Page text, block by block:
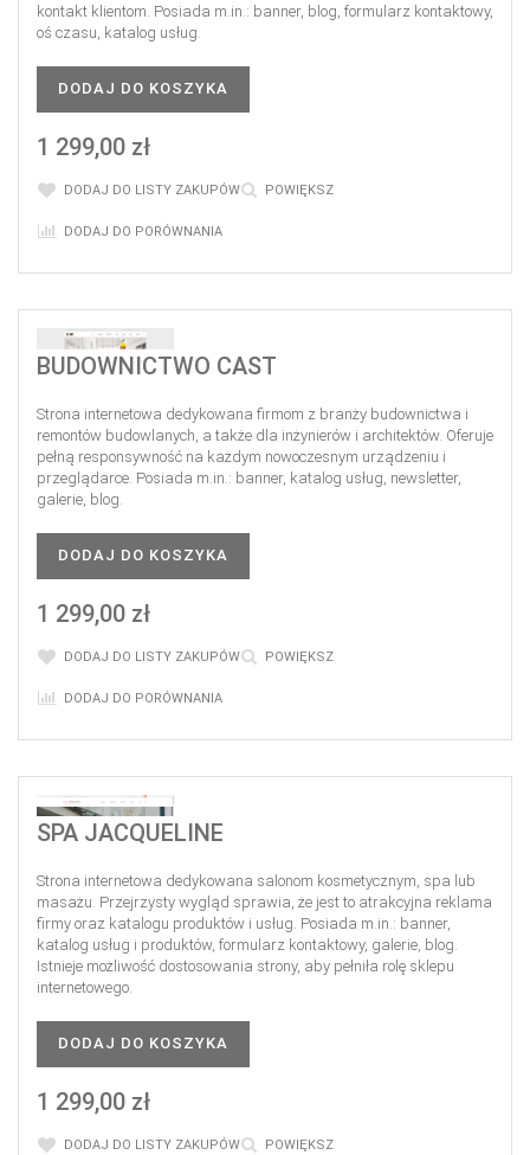
kontakt klientom. Posiada m.in.: banner, blog, formularz kontaktowy,
oś czasu, katalog usług.
DODAJ DO KOSZYKA
1 299,00 zł
DODAJ DO LISTY ZAKUPÓW POWIĘKSZ
DODAJ DO PORÓWNANIA
BUDOWNICTWO CAST
Strona internetowa dedykowana firmom z branży budownictwa i
remontów budowlanych, a także dla inżynierów i architektów. Oferuje
pełną responsywność na każdym nowoczesnym urządzeniu i
przeglądarce. Posiada m.in.: banner, katalog usług, newsletter,
galerie, blog.
DODAJ DO KOSZYKA
1 299,00 zł
DODAJ DO LISTY ZAKUPÓW POWIĘKSZ
DODAJ DO PORÓWNANIA
SPA JACQUELINE
Strona internetowa dedykowana salonom kosmetycznym, spa lub
masażu. Przejrzysty wygląd sprawia, że jest to atrakcyjna reklama
firmy oraz katalogu produktów i usług. Posiada m.in.: banner,
katalog usług i produktów, formularz kontaktowy, galerie, blog.
Istnieje możliwość dostosowania strony, aby pełniła rolę sklepu
internetowego.
DODAJ DO KOSZYKA
1 299,00 zł
DODAJ DO LISTY ZAKUPÓW POWIĘKSZ